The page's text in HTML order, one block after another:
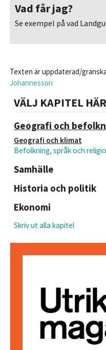
Vad får jag?
Se exempel på vad
Texten är uppdaterad/
Johannesson
VÄLJ KAPITEL HÄR
Geografi och
Geografi och klimat
Befolkning, språk och
Samhälle
Historia och politik
Ekonomi
Skriv ut alla kapitel